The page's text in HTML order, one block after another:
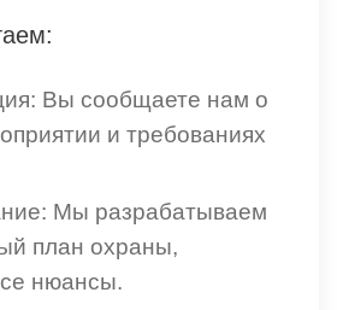
Вы сообщаете нам о
и требованиях
Мы разрабатываем
план охраны,
нюансы.